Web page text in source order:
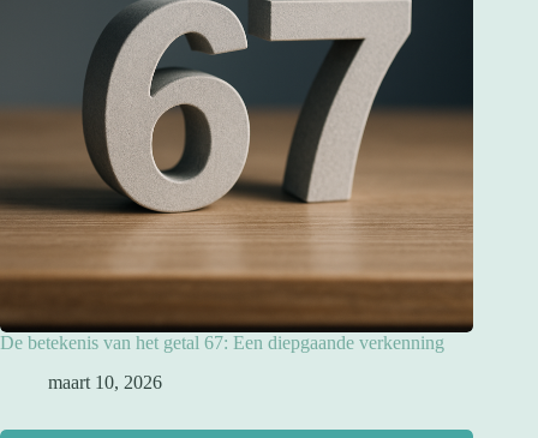
De betekenis van het getal 67: Een diepgaande verkenning
maart 10, 2026